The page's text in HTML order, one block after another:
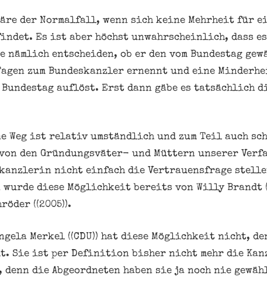
der Normalfall, wenn sich keine Mehrheit für
Es ist aber höchst unwahrscheinlich, dass es
nämlich entscheiden, ob er den vom Bundestag
zum Bundeskanzler ernennt und eine
Bundestag auflöst. Erst dann gäbe es
Weg ist relativ umständlich und zum Teil auch
den Gründungsväter- und Müttern unserer
nicht einfach die Vertrauensfrage
diese Möglichkeit bereits von Willy Brandt
((2005)).
Merkel ((CDU)) hat diese Möglichkeit nicht,
Sie ist per Definition bisher nicht mehr die
denn die Abgeordneten haben sie ja noch nie